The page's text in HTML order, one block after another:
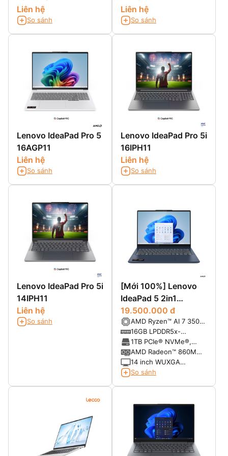
Liên hệ
So sánh
Liên hệ
So sánh
Lenovo IdeaPad Pro 5
16AGP11
Liên hệ
So sánh
Lenovo IdeaPad Pro 5i
16IPH11
Liên hệ
So sánh
Lenovo IdeaPad Pro 5i
14IPH11
Liên hệ
So sánh
[Mới 100%] Lenovo
IdeaPad 5 2in1
14AKP10 (Ryzen AI 7
350, Ram 16GB SSD
1TB, 14 inch FHD+
Touch)
19.500.000 đ
AMD Ryzen™ AI 7 350
(8 Cores / 16 Threads,
Turbo 5.0 GHz )
16GB LPDDR5x-
7500MHz (onboard)
1TB PCIe® NVMe®,
PCIe® 4.0 x4
AMD Radeon™ 860M
Integrated
14 inch WUXGA
(1920x1200), Multi-
So sánh